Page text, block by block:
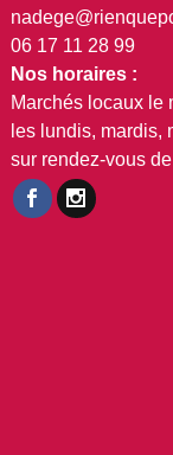
06 17 11 28 99
Nos horaires :
Marchés locaux le
les lundis, mardis,
sur rendez-vous